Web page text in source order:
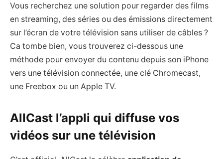
Vous recherchez une solution pour regarder des films
en streaming, des séries ou des émissions directement
sur l’écran de votre télévision sans utiliser de câbles ?
Ca tombe bien, vous trouverez ci-dessous une
méthode pour envoyer du contenu depuis son iPhone
vers une télévision connectée, une clé Chromecast,
une Freebox ou un Apple TV.
AllCast l’appli qui diffuse vos
vidéos sur une télévision